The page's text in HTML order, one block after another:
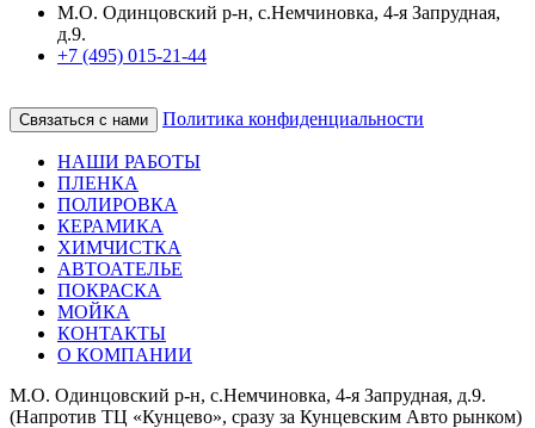
М.О. Одинцовский р-н, с.Немчиновка, 4-я Запрудная,
д.9.
+7 (495) 015-21-44
Связаться с нами Политика конфиденциальности
НАШИ РАБОТЫ
ПЛЕНКА
ПОЛИРОВКА
КЕРАМИКА
ХИМЧИСТКА
АВТОАТЕЛЬЕ
ПОКРАСКА
МОЙКА
КОНТАКТЫ
О КОМПАНИИ
М.О. Одинцовский р-н, с.Немчиновка, 4-я Запрудная, д.9.
(Напротив ТЦ «Кунцево», сразу за Кунцевским Авто рынком)